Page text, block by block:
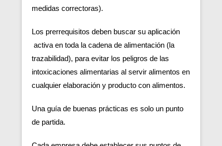
medidas correctoras).
Los prerrequisitos deben buscar su aplicación
activa en toda la cadena de alimentación (la
trazabilidad), para evitar los peligros de las
intoxicaciones alimentarias al servir alimentos en
cualquier elaboración y producto con alimentos.
Una guía de buenas prácticas es solo un punto
de partida.